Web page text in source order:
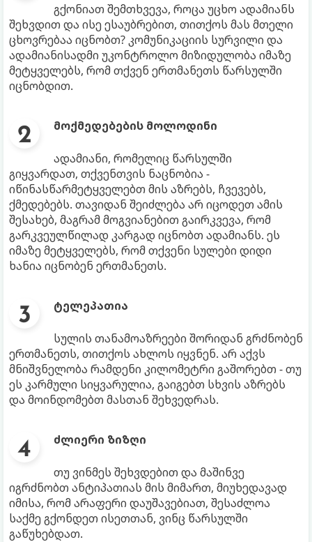
გქონიათ შემთხვევა, როცა უცხო ადამიანს
შეხვდით და ისე ესაუბრებით, თითქოს მას მთელი
ცხოვრებაა იცნობთ? კომუნიკაციის სურვილი და
ადამიანისადმი უკონტროლო მიზიდულობა იმაზე
მეტყველებს, რომ თქვენ ერთმანეთს წარსულში
იცნობდით.
მოქმედებების მოლოდინი
ადამიანი, რომელიც წარსულში
გიყვარდათ, თქვენთვის ნაცნობია -
იწინასწარმეტყველებთ მის აზრებს, ჩვევებს,
ქმედებებს. თავიდან შეიძლება არ იცოდეთ ამის
შესახებ, მაგრამ მოგვიანებით გაირკვევა, რომ
გარკვეულწილად კარგად იცნობთ ადამიანს. ეს
იმაზე მეტყველებს, რომ თქვენი სულები დიდი
ხანია იცნობენ ერთმანეთს.
ტელეპათია
სულის თანამოაზრეები შორიდან გრძნობენ
ერთმანეთს, თითქოს ახლოს იყვნენ. არ აქვს
მნიშვნელობა რამდენი კილომეტრი გაშორებთ - თუ
ეს კარმული სიყვარულია, გაიგებთ სხვის აზრებს
და მოინდომებთ მასთან შეხვედრას.
ძლიერი ზიზღი
თუ ვინმეს შეხვდებით და მაშინვე
იგრძნობთ ანტიპათიას მის მიმართ, მიუხედავად
იმისა, რომ არაფერი დაუშავებიათ, შესაძლოა
საქმე გქონდეთ ისეთთან, ვინც წარსულში
გაწუხებდათ.